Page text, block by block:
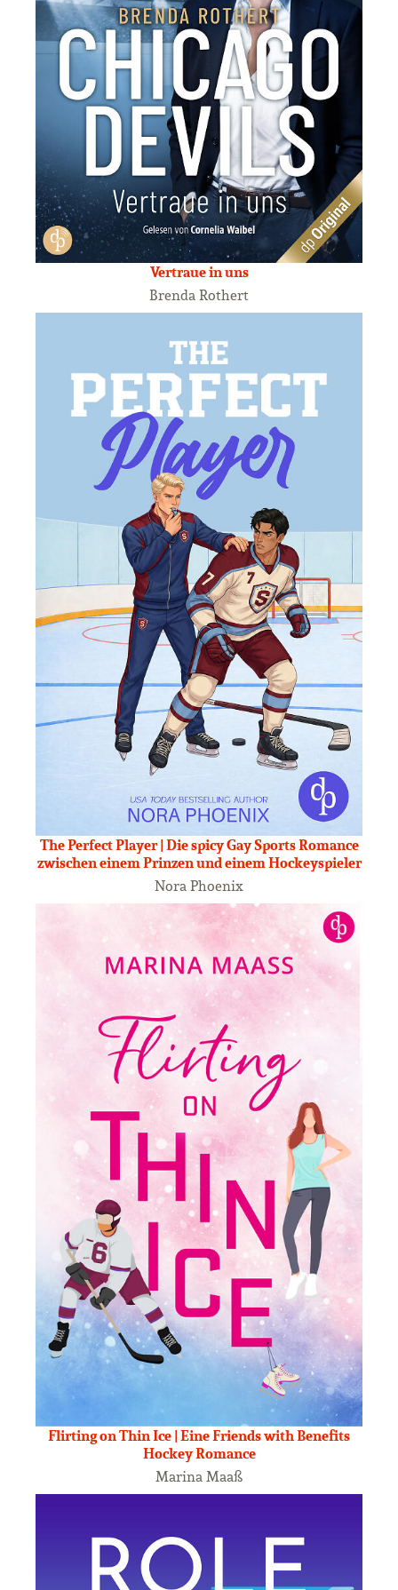
Vertraue in uns
Brenda Rothert
The Perfect Player | Die spicy Gay Sports Romance
zwischen einem Prinzen und einem Hockeyspieler
Nora Phoenix
Flirting on Thin Ice | Eine Friends with Benefits
Hockey Romance
Marina Maaß